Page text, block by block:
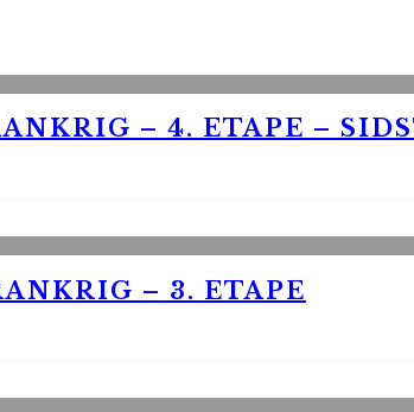
– 4. ETAPE –
– 3. ETAPE